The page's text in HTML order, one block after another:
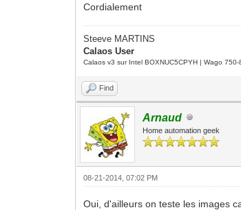
Cordialement
Steeve MARTINS
Calaos User
Calaos v3 sur Intel BOXNUC5CPYH | Wago
Find
Arnaud
Home automation geek
08-21-2014, 07:02 PM
Oui, d'ailleurs on teste les images